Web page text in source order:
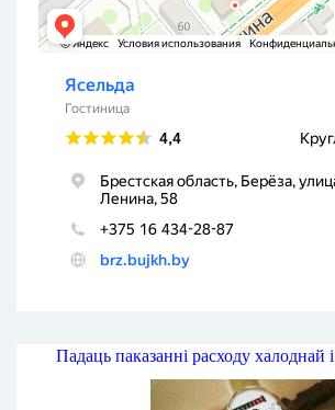
Падаць паказанні расходу халоднай